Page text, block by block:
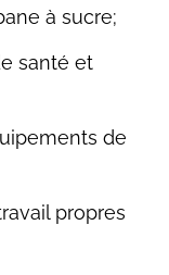
à sucre;
santé et
de
propres